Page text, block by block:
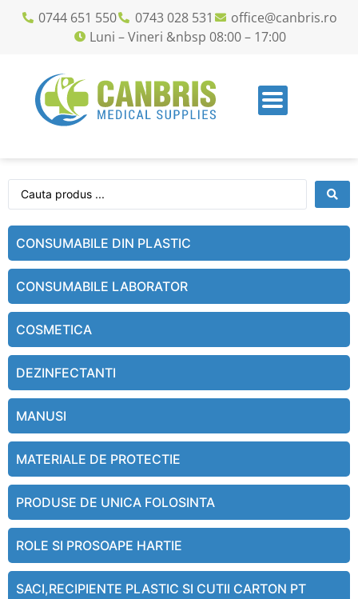
0744 651 550 0743 028 531
office@canbris.ro
Luni – Vineri &nbsp 08:00 – 17:00
CONSUMABILE DIN PLASTIC
CONSUMABILE LABORATOR
COSMETICA
DEZINFECTANTI
MANUSI
MATERIALE DE PROTECTIE
PRODUSE DE UNICA FOLOSINTA
ROLE SI PROSOAPE HARTIE
SACI,RECIPIENTE PLASTIC SI CUTII CARTON PT